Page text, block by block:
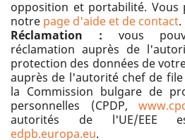
opposition et portabilité. Vous
notre page d'aide et de contact.
Réclamation : vous
réclamation auprès de
protection des données de
auprès de l'autorité chef de
la Commission bulgare de
personnelles (CPDP,
autorités de l'UE/EEE
edpb.europa.eu.